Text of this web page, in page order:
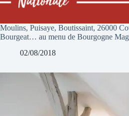
Moulins, Puisaye, Boutissaint, 26000
Bourgeat… au menu de Bourgogne
02/08/2018